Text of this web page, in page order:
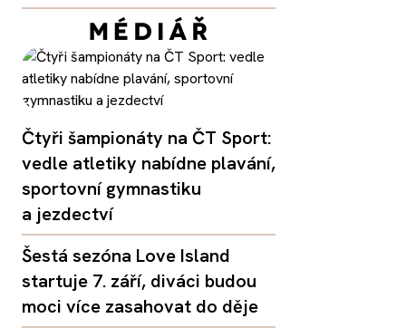
Čtyři šampionáty na ČT Sport:
vedle atletiky nabídne plavání,
sportovní gymnastiku
a jezdectví
Šestá sezóna Love Island
startuje 7. září, diváci budou
moci více zasahovat do děje